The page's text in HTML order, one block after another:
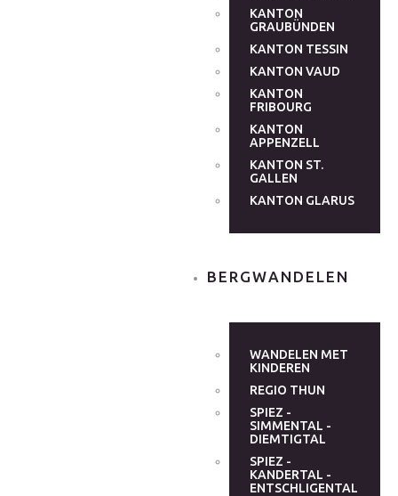
KANTON
GRAUBÜNDEN
KANTON TESSIN
KANTON VAUD
KANTON
FRIBOURG
KANTON
APPENZELL
KANTON ST.
GALLEN
KANTON GLARUS
BERGWANDELEN
WANDELEN MET
KINDEREN
REGIO THUN
SPIEZ -
SIMMENTAL -
DIEMTIGTAL
SPIEZ -
KANDERTAL -
ENTSCHLIGENTAL